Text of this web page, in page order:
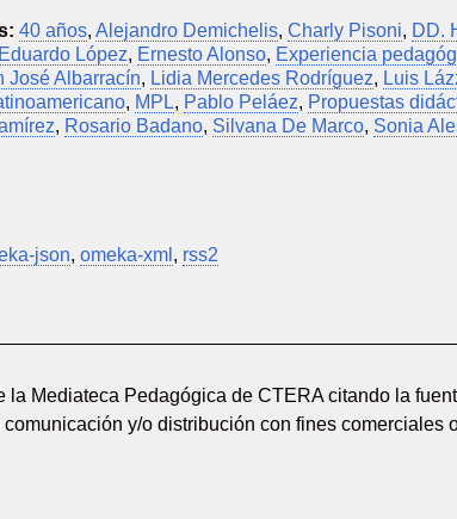
40 años,Alejandro Demichelis,Charly Pisoni, DD.
Eduardo López, Ernesto Alonso, Experiencia
José Albarracín, Lidia Mercedes Rodríguez, Luis
, MPL, Pablo Peláez, Propuestas
, Rosario Badano, Silvana De Marco, Sonia
json,omeka-xml , rss2
Mediateca Pedagógica de CTERA citando la
y/o distribución con fines